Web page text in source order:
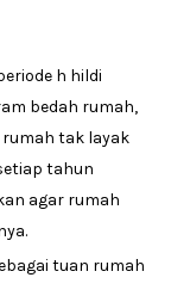
h hildi
bedah rumah,
tak layak
tahun
agar rumah
tuan rumah